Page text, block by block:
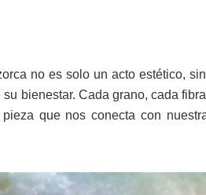
no es solo un acto estético,
bienestar. Cada grano, cada
que nos conecta con